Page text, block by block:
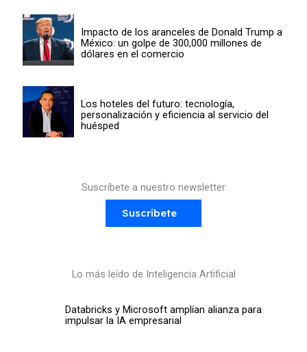
Impacto de los aranceles de Donald Trump a
México: un golpe de 300,000 millones de
dólares en el comercio
Los hoteles del futuro: tecnología,
personalización y eficiencia al servicio del
huésped
Suscríbete a nuestro newsletter
Suscríbete
Lo más leído de Inteligencia Artificial
Databricks y Microsoft amplían alianza para
impulsar la IA empresarial